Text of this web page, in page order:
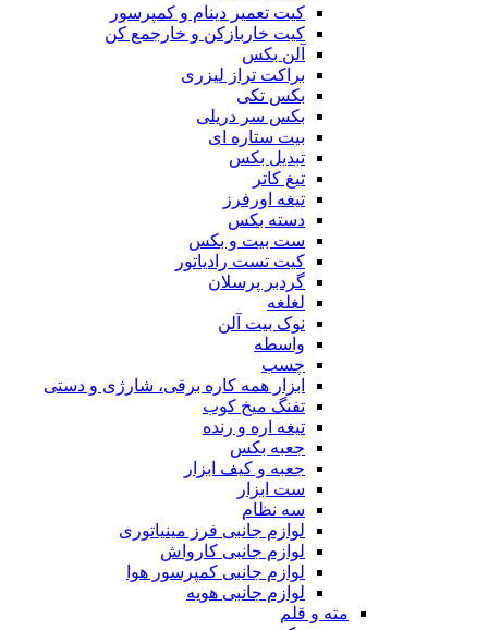
کیت تعمیر دینام و کمپرسور
کیت خاربازکن و خارجمع کن
آلن بکس
براکت تراز لیزری
بکس تکی
بکس سر دریلی
بیت ستاره ای
تبدیل بکس
تیغ کاتر
تیغه اورفرز
دسته بکس
ست بیت و بکس
کیت تست رادیاتور
گردبر پرسلان
لغلغه
نوک بیت آلن
واسطه
چسب
ابزار همه کاره برقی، شارژی و دستی
تفنگ میخ کوب
تیغه اره و رنده
جعبه بکس
جعبه و کیف ابزار
ست ابزار
سه نظام
لوازم جانبی فرز مینیاتوری
لوازم جانبی کارواش
لوازم جانبی کمپرسور هوا
لوازم جانبی هویه
مته و قلم